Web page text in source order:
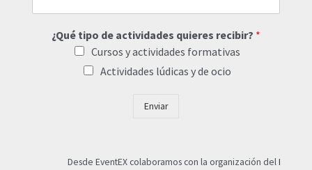
¿Qué tipo de actividades quieres recibir? *
Cursos y actividades formativas
Actividades lúdicas y de ocio
Enviar
Desde EventEX colaboramos con la organización delI